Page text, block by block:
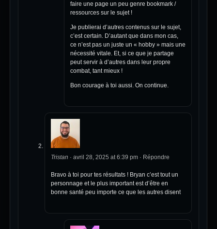
faire une page un peu genre bookmark /
ressources sur le sujet !
Je publierai d’autres contenus sur le sujet,
c’est certain. D’autant que dans mon cas,
ce n’est pas un juste un « hobby » mais une
nécessité vitale. Et, si ce que je partage
peut servir à d’autres dans leur propre
combat, tant mieux !
Bon courage à toi aussi. On continue.
Tristan · avril 28, 2025 at 6:39 pm · Répondre
Bravo à toi pour tes résultats ! Bryan c’est tout un
personnage et le plus important est d’être en
bonne santé peu importe ce que les autres disent